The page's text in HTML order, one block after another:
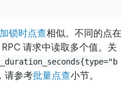
加锁时点查相似。不同的点在
请求中读取多个值。关
请参考批量点查小节。